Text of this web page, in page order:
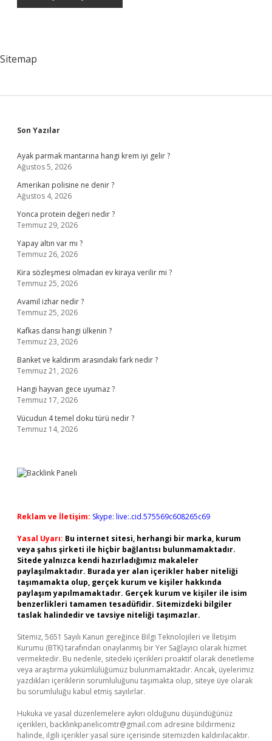
Sitemap
Sidebar
Son Yazılar
Ayak parmak mantarına hangi krem iyi gelir ?
Ağustos 5, 2026
Amerikan polisine ne denir ?
Ağustos 4, 2026
Yonca protein değeri nedir ?
Temmuz 29, 2026
Yapay altın var mı ?
Temmuz 26, 2026
Kira sözleşmesi olmadan ev kiraya verilir mi ?
Temmuz 25, 2026
Avamil izhar nedir ?
Temmuz 25, 2026
Kafkas dansı hangi ülkenin ?
Temmuz 23, 2026
Banket ve kaldırım arasındaki fark nedir ?
Temmuz 21, 2026
Hangi hayvan gece uyumaz ?
Temmuz 17, 2026
Vücudun 4 temel doku türü nedir ?
Temmuz 14, 2026
Reklam ve İletişim: Skype: live:.cid.575569c608265c69
Yasal Uyarı: Bu internet sitesi, herhangi bir marka, kurum
veya şahıs şirketi ile hiçbir bağlantısı bulunmamaktadır.
Sitede yalnızca kendi hazırladığımız makaleler
paylaşılmaktadır. Burada yer alan içerikler haber niteliği
taşımamakta olup, gerçek kurum ve kişiler hakkında
paylaşım yapılmamaktadır. Gerçek kurum ve kişiler ile isim
benzerlikleri tamamen tesadüfidir. Sitemizdeki bilgiler
taslak halindedir ve tavsiye niteliği taşımazlar.
Sitemiz, 5651 Sayılı Kanun gereğince Bilgi Teknolojileri ve İletişim
Kurumu (BTK) tarafından onaylanmış bir Yer Sağlayıcı olarak hizmet
vermektedir. Bu nedenle, sitedeki içerikleri proaktif olarak denetleme
veya araştırma yükümlülüğümüz bulunmamaktadır. Ancak, üyelerimiz
yazdıkları içeriklerin sorumluluğunu taşımakta olup, siteye üye olarak
bu sorumluluğu kabul etmiş sayılırlar.
Hukuka ve yasal düzenlemelere aykırı olduğunu düşündüğünüz
içerikleri, backlinkpanelicomtr@gmail.com adresine bildirmeniz
halinde, ilgili içerikler yasal süre içerisinde sitemizden kaldırılacaktır.